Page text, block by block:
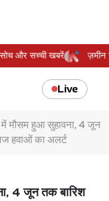
सोच और सच्ची खबरें
Live
मौसम हुआ सुहावना, 4 जून
हवाओं का अलर्ट
4 जून तक बारिश